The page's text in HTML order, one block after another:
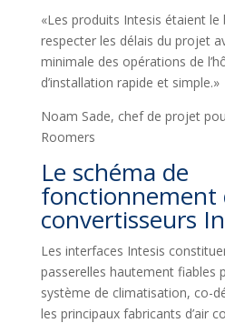
«Les produits Intesis étaient
respecter les délais du projet
minimale des opérations de
d’installation rapide et simple.»
Noam Sade, chef de projet
Roomers
Le schéma de
fonctionnement
convertisseurs
Les interfaces Intesis
passerelles hautement fiables
système de climatisation, co-
les principaux fabricants d’air